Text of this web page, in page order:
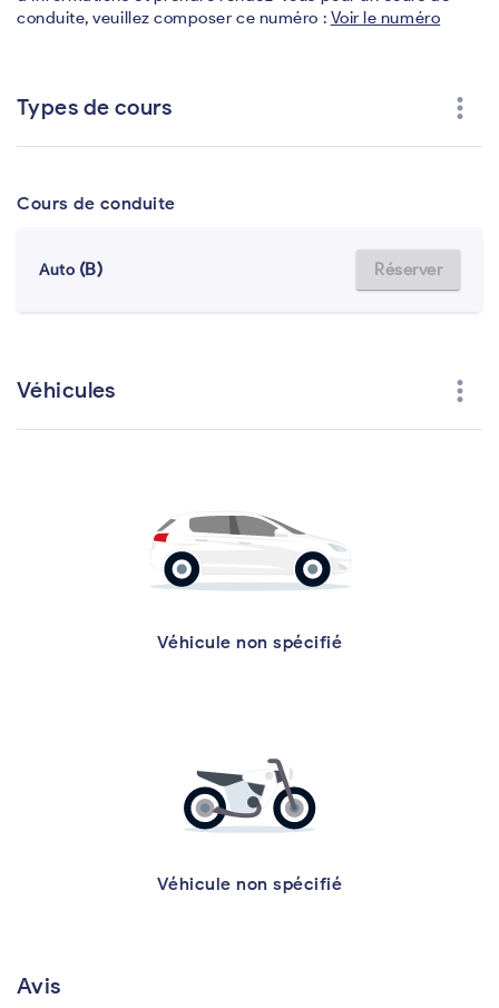
conduite, veuillez composer ce numéro : Voir le numéro
Types de cours more_vert
Cours de conduite
Auto (B) Réserver
Véhicules more_vert
Véhicule non spécifié
Véhicule non spécifié
Avis